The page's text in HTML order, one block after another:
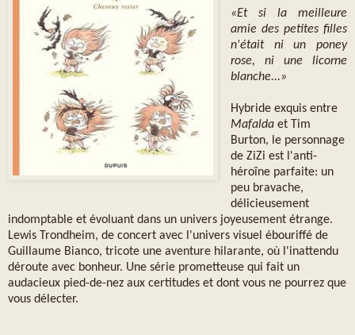
«Et si la meilleure
amie des petites filles
n'était ni un poney
rose, ni une licorne
blanche...»
Hybride exquis entre
Mafaldaet Tim
Burton, le personnage
de ZiZi est l'anti-
héroïne parfaite: un
peu bravache,
délicieusement
indomptable et évoluant dans un univers joyeusement étrange.
Lewis Trondheim, de concert avec l'univers visuel ébouriffé de
Guillaume Bianco, tricote une aventure hilarante, où l'inattendu
déroute avec bonheur. Une série prometteuse qui fait un
audacieux pied-de-nez aux certitudes et dont vous ne pourrez que
vous délecter.